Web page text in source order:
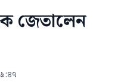
জেতালেন